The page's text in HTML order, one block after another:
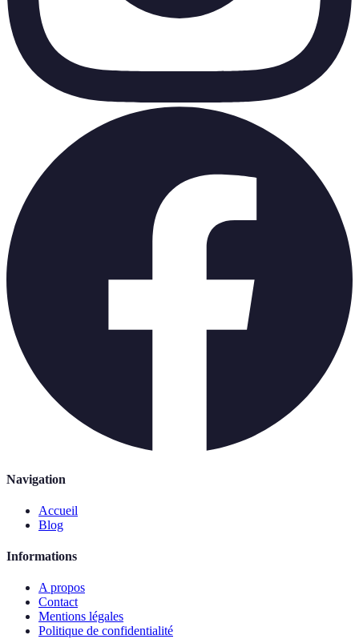
Navigation
Accueil
Blog
Informations
A propos
Contact
Mentions légales
Politique de confidentialité